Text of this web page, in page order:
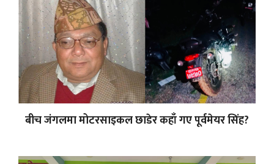
बीच जंगलमा मोटरसाइकल छाडेर कहाँ गए पूर्वमेयर सिंह?